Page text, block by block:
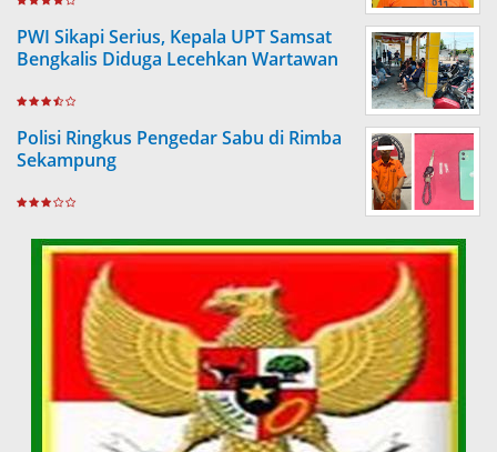
PWI Sikapi Serius, Kepala UPT Samsat
Bengkalis Diduga Lecehkan Wartawan
Polisi Ringkus Pengedar Sabu di Rimba
Sekampung